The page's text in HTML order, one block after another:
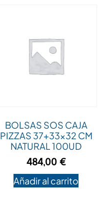
BOLSAS SOS CAJA
PIZZAS 37+33×32 CM
NATURAL 100UD
484,00 €
Añadir al carrito